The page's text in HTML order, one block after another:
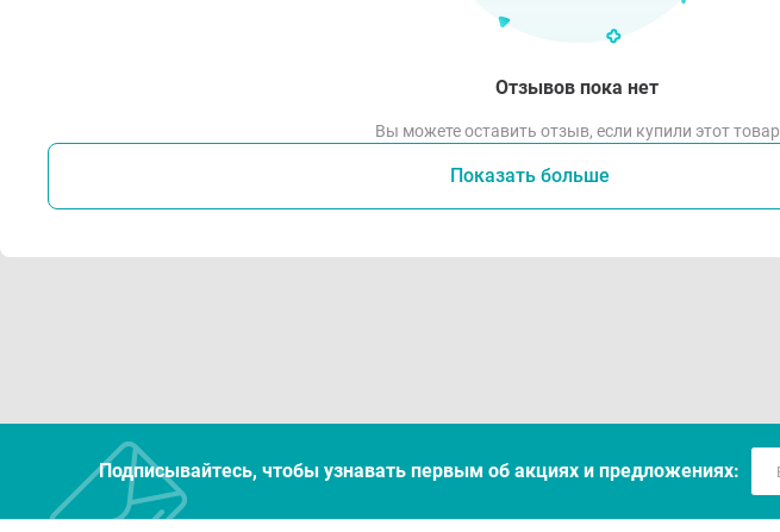
Отзывов пока нет
Вы можете оставить отзыв, если купили этот товар
Показать больше
Подписывайтесь, чтобы узнавать первым об акцияx и предложениях: